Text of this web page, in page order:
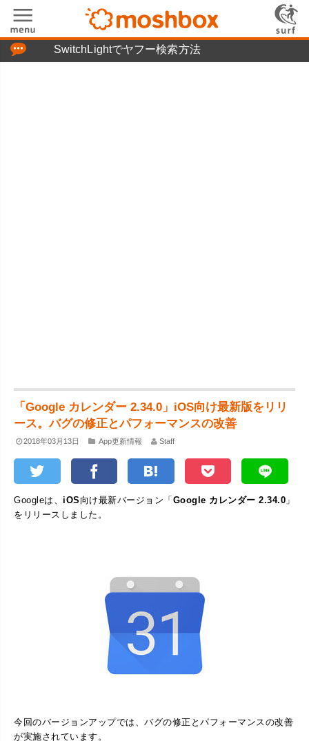
SwitchLightでヤフー検索方法
「Google カレンダー 2.34.0」iOS向け最新版をリリ
ース。バグの修正とパフォーマンスの改善
2018年03月13日 App更新情報 Staff
Googleは、 iOS 向け最新バージョン「Google カレンダー 2.34.0 」
をリリースしました。
今回のバージョンアップでは、バグの修正とパフォーマンスの改善
が実施されています。
「つぶやき」の使い方